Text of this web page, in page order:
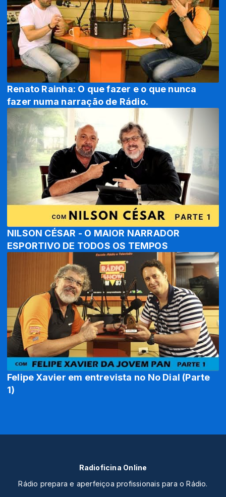
Renato Rainha: O que fazer e o que nunca
fazer numa narração de Rádio.
NILSON CÉSAR - O MAIOR NARRADOR
ESPORTIVO DE TODOS OS TEMPOS
Felipe Xavier em entrevista no No Dial (Parte
1)
Radioficina Online
Rádio prepara e aperfeiçoa profissionais para o Rádio.